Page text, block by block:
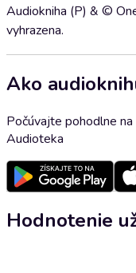
Audiokniha (P) & ©
vyhrazena.
Ako
Počúvajte pohodlne na
Audioteka
Hodnotenie